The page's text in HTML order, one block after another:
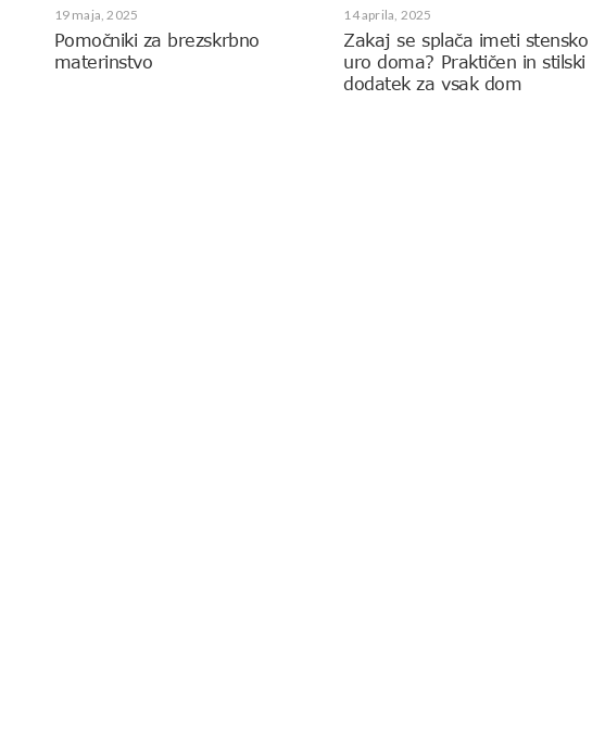
19 maja, 2025
Pomočniki za brezskrbno
materinstvo
14 aprila, 2025
Zakaj se splača imeti stensko
uro doma? Praktičen in stilski
dodatek za vsak dom